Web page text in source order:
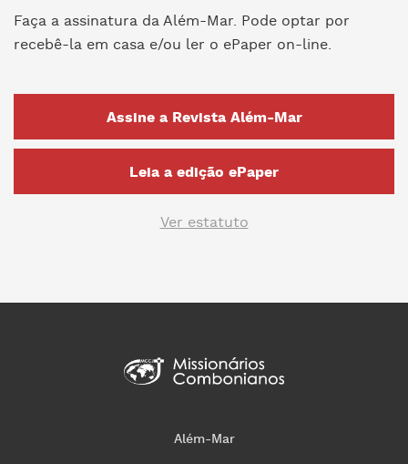
Faça a assinatura da Além-Mar. Pode optar por
recebê-la em casa e/ou ler o ePaper on-line.
Assine a Revista Além-Mar
Leia a edição ePaper
Ver estatuto
Além-Mar